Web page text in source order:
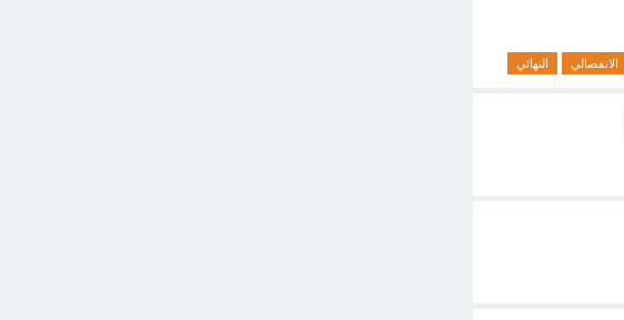
الانفصالي النهائي